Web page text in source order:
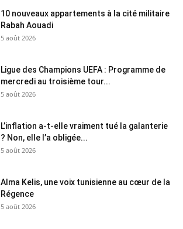
10 nouveaux appartements à la cité militaire
Rabah Aouadi
5 août 2026
Ligue des Champions UEFA : Programme de
mercredi au troisième tour...
5 août 2026
L’inflation a-t-elle vraiment tué la galanterie
? Non, elle l’a obligée...
5 août 2026
Alma Kelis, une voix tunisienne au cœur de la
Régence
5 août 2026